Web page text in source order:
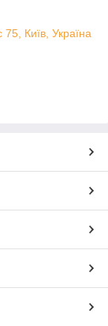
Київ, Україна